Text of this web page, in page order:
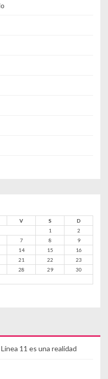
V S
D
1
2
7 8
9
14 15
16
21 22
23
28 29
30
11 es una realidad